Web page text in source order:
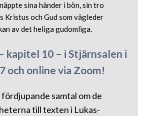
kapitel 10 – i Stjärnsalen i
och online via Zoom!
samtal om de
till texten i Lukas-